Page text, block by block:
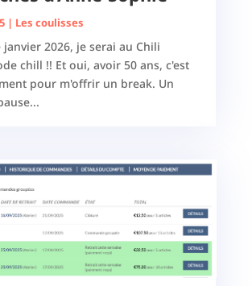
| Les coulisses
2026, je serai au Chili
chill !! Et oui, avoir 50 ans, c'est
pour m'offrir un break. Un